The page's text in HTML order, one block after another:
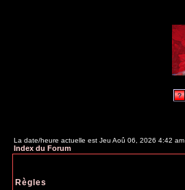
La date/heure actuelle est Jeu Aoû 06, 2026 4:42 am
Index du Forum
Règles